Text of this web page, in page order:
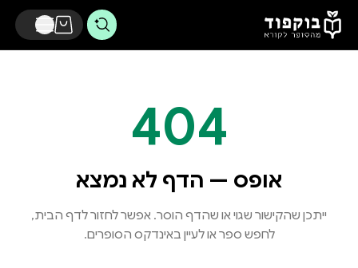
דלג לתוכן הראשי
404
אופס — הדף לא נמצא
ייתכן שהקישור שגוי או שהדף הוסר. אפשר לחזור לדף הבית,
לחפש ספר או לעיין באינדקס הסופרים.